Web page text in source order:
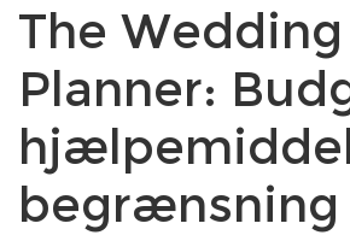
The Wedding
Planner:
begrænsning